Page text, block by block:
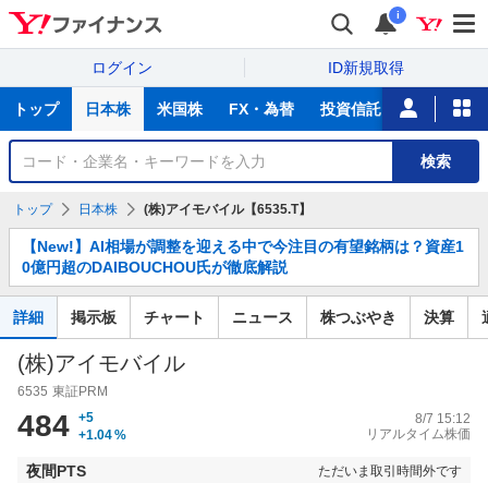
i
ログイン ID新規取得
サ
トップ 日本株 米国株 FX・為替 投資信託 ニュース
銘
検
検索
トップ 日本株 (株)アイモバイル【6535.T】
知
ら
せ
【New!】AI相場が調整を迎える中で今注目の有望銘柄は？資産1
0億円超のDAIBOUCHOU氏が徹底解説
詳細 掲示板 チャート ニュース 株つぶやき 決算
(株)アイモバイル
6535 東証PRM
484 +5
+1.04%
8/7 15:12
リアルタイム株価
夜間PTS ただいま取引時間外です